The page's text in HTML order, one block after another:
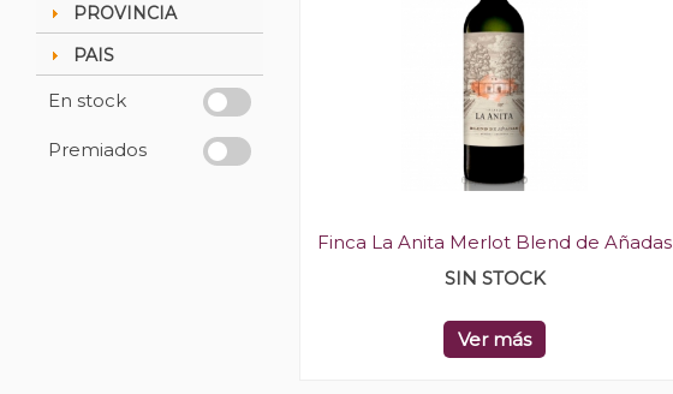
PROVINCIA
PAIS
En stock
Premiados
Finca La Anita Merlot Blend de Añadas
SIN STOCK
Ver más